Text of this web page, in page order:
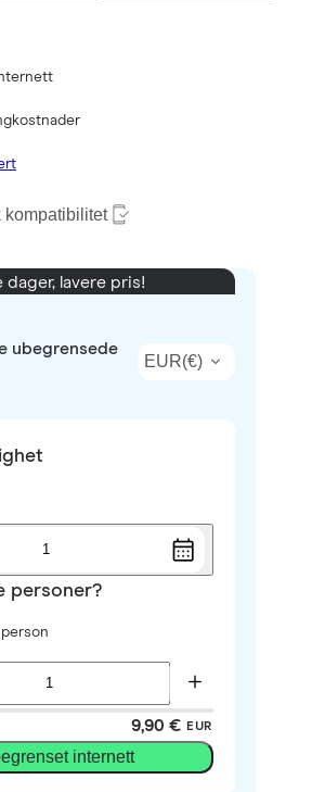
kompatibilitet
dager, lavere pris!
ubegrensede
EUR(€)
1
personer?
9,90 € EUR
internett